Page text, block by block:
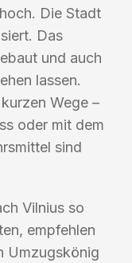
Die Stadt
Das
und auch
lassen.
Wege –
oder mit dem
sind
Vilnius so
empfehlen
Umzugskönig